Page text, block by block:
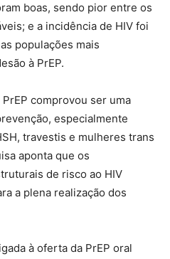
boas, sendo pior entre os
e a incidência de HIV foi
populações mais
à PrEP.
comprovou ser uma
especialmente
travestis e mulheres trans
aponta que os
de risco ao HIV
a plena realização dos
à oferta da PrEP oral